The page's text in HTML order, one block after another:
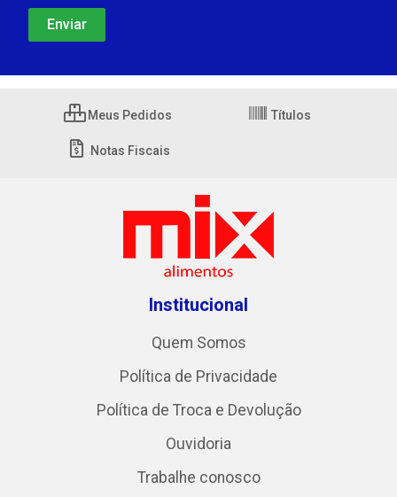
Meus Pedidos Títulos
Notas Fiscais
Institucional
Quem Somos
Política de Privacidade
Política de Troca e Devolução
Ouvidoria
Trabalhe conosco